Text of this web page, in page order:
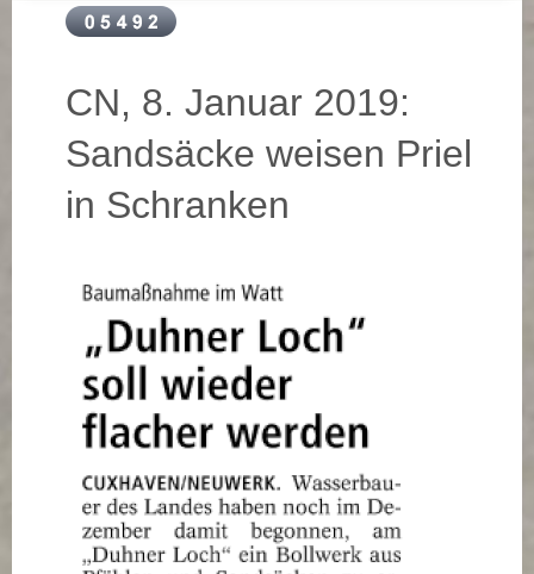
CN, 8. Januar 2019:
Sandsäcke weisen Priel
in Schranken